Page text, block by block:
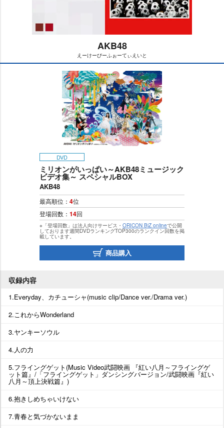
M
u
t
e
AKB48
えーけーびーふぉーてぃえいと
DVD
ミリオンがいっぱい～AKB48ミュージック
ビデオ集～ スペシャルBOX
AKB48
最高順位： 4位
登場回数： 14回
※「登場回数」は法人向けサービス・ ORICON BiZ onlineで公開
しております週間DVDランキングTOP300のランクイン回数を掲
載しています。
商品購入
収録内容
1.Everyday、カチューシャ(music clip/Dance ver./Drama ver.)
2.これからWonderland
3.ヤンキーソウル
4.人の力
5.フライングゲット(Music Video武闘映画 『紅い八月～フライングゲ
ット篇』/「フライングゲット」ダンシングバージョン/武闘映画『紅い
八月～頂上決戦篇』)
6.抱きしめちゃいけない
7.青春と気づかないまま